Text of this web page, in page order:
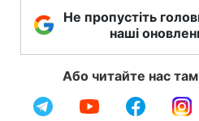
Не пропустіть
наші
Або читайте нас